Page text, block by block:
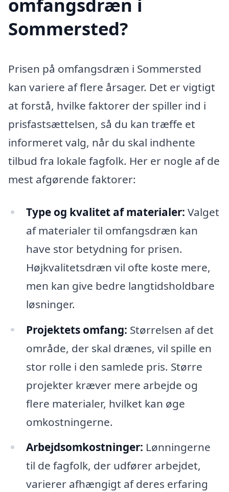
omfangsdræn i
Sommersted?
Prisen på omfangsdræn i Sommersted
kan variere af flere årsager. Det er vigtigt
at forstå, hvilke faktorer der spiller ind i
prisfastsættelsen, så du kan træffe et
informeret valg, når du skal indhente
tilbud fra lokale fagfolk. Her er nogle af de
mest afgørende faktorer:
Type og kvalitet af materialer: Valget
af materialer til omfangsdræn kan
have stor betydning for prisen.
Højkvalitetsdræn vil ofte koste mere,
men kan give bedre langtidsholdbare
løsninger.
Projektets omfang: Størrelsen af det
område, der skal drænes, vil spille en
stor rolle i den samlede pris. Større
projekter kræver mere arbejde og
flere materialer, hvilket kan øge
omkostningerne.
Arbejdsomkostninger: Lønningerne
til de fagfolk, der udfører arbejdet,
varierer afhængigt af deres erfaring